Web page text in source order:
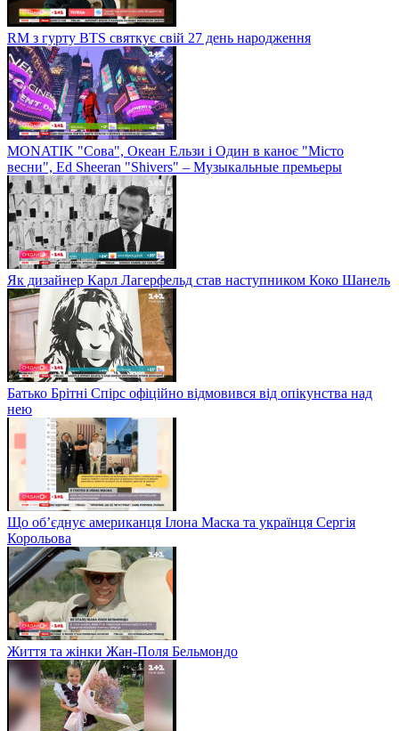
RM з гурту BTS святкує свій 27 день народження
MONATIK "Сова", Океан Ельзи і Один в каноє "Місто
весни", Ed Sheeran "Shivers" – Музыкальные премьеры
Як дизайнер Карл Лагерфельд став наступником Коко Шанель
Батько Брітні Спірс офіційно відмовився від опікунства над
нею
Що об’єднує американця Ілона Маска та українця Сергія
Корольова
Життя та жінки Жан-Поля Бельмондо